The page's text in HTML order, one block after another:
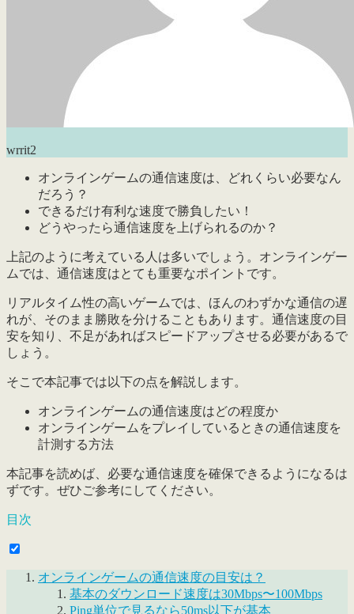
wrrit2
オンラインゲームの通信速度は、どれくらい必要なん
だろう？
できるだけ有利な速度で勝負したい！
どうやったら通信速度を上げられるのか？
上記のように考えている人は多いでしょう。オンラインゲー
ムでは、 通信速度はとても重要なポイント です。
リアルタイム性の高いゲームでは、ほんのわずかな通信の遅
れが、そのまま勝敗を分けることもあります。通信速度の目
安を知り、不足があればスピードアップさせる必要があるで
しょう。
そこで本記事では以下の点を解説します。
オンラインゲームの通信速度はどの程度か
オンラインゲームをプレイしているときの通信速度を
計測する方法
本記事を読めば、必要な通信速度を確保できるようになるは
ずです。ぜひご参考にしてください。
目次
オンラインゲームの通信速度の目安は？
基本のダウンロード速度は30Mbps〜100Mbps
Ping単位で見るなら50ms以下が基本